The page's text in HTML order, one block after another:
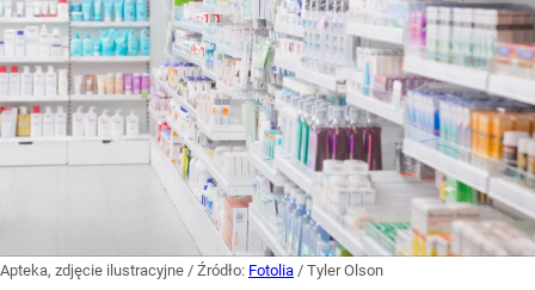
Apteka, zdjęcie ilustracyjne / Źródło: Fotolia / Tyler Olson